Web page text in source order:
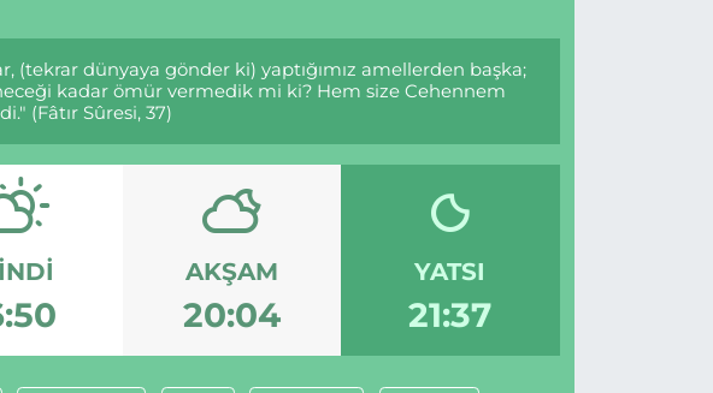
(tekrar dünyaya gönder ki) yaptığımız amellerden başka;
kadar ömür vermedik mi ki? Hem size Cehennem
(Fâtır Sûresi, 37)
AKŞAM
20:04
YATSI
21:37